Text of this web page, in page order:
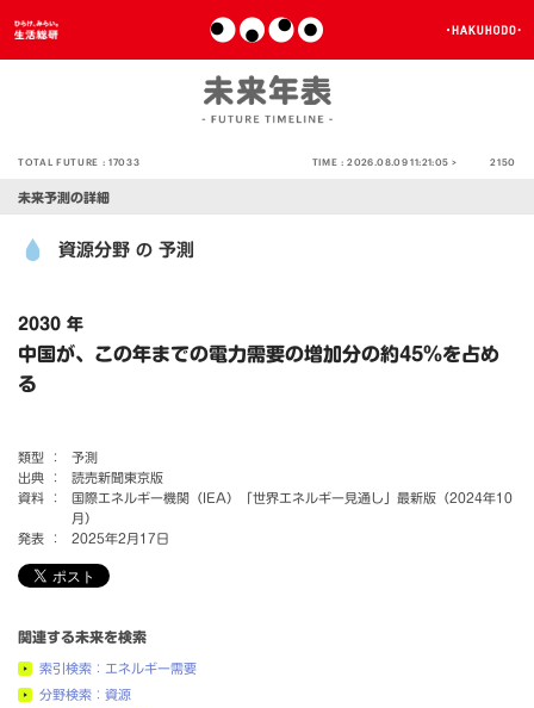
TOTAL FUTURE :17033 TIME :2026.08.09 11:21:05 > 2150
未来予測の詳細
資源分野 の 予測
2030 年
中国が、この年までの電力需要の増加分の約45％を占め
る
類型 ：
予測
出典 ：
読売新聞東京版
資料 ：
国際エネルギー機関（IEA）「世界エネルギー見通し」最新版（2024年10
月）
発表 ：
2025年2月17日
関連する未来を検索
索引検索：エネルギー需要
分野検索：資源